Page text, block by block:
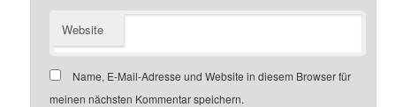
Website
Name, E-Mail-Adresse und Website in diesem Browser für
meinen nächsten Kommentar speichern.